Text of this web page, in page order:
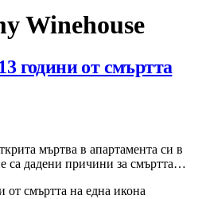
Winehouse
години от смъртта
мъртва в апартамента си в
са дадени причини за смъртта…
смъртта на една икона